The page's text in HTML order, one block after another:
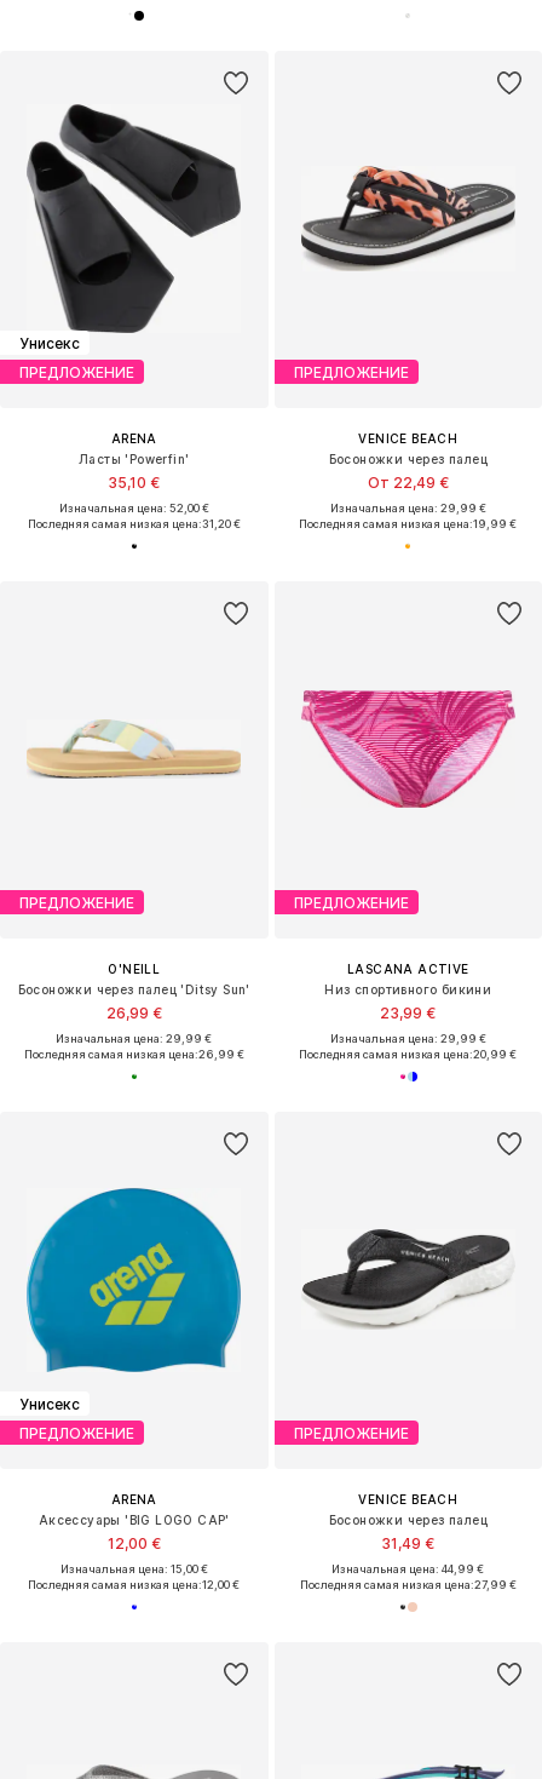
Унисекс
ПРЕДЛОЖЕНИЕ
ARENA
Ласты 'Powerfin'
35,10 €
Изначальная цена: 52,00 €
Последняя самая низкая цена:31,20 €
ПРЕДЛОЖЕНИЕ
VENICE BEACH
Босоножки через палец
От 22,49 €
Изначальная цена: 29,99 €
Последняя самая низкая цена:19,99 €
ПРЕДЛОЖЕНИЕ
O'NEILL
Босоножки через палец 'Ditsy Sun'
26,99 €
Изначальная цена: 29,99 €
Последняя самая низкая цена:26,99 €
ПРЕДЛОЖЕНИЕ
LASCANA ACTIVE
Низ спортивного бикини
23,99 €
Изначальная цена: 29,99 €
Последняя самая низкая цена:20,99 €
Унисекс
ПРЕДЛОЖЕНИЕ
ARENA
Аксессуары 'BIG LOGO CAP'
12,00 €
Изначальная цена: 15,00 €
Последняя самая низкая цена:12,00 €
ПРЕДЛОЖЕНИЕ
VENICE BEACH
Босоножки через палец
31,49 €
Изначальная цена: 44,99 €
Последняя самая низкая цена:27,99 €